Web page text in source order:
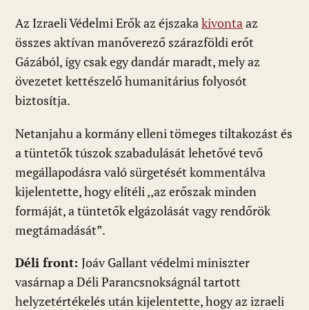
Az Izraeli Védelmi Erők az éjszakakivontaaz
összes aktívan manőverező szárazföldi erőt
Gázából, így csak egy dandár maradt, mely az
övezetet kettészelő humanitárius folyosót
biztosítja.
Netanjahu a kormány elleni tömeges tiltakozást és
a tüntetők túszok szabadulását lehetővé tevő
megállapodásra való sürgetését kommentálva
kijelentette, hogy elítéli ,,az erőszak minden
formáját, a tüntetők elgázolását vagy rendőrök
megtámadását”.
Déli front: Joáv Gallant védelmi miniszter
vasárnap a Déli Parancsnokságnál tartott
helyzetértékelés után kijelentette, hogy az izraeli